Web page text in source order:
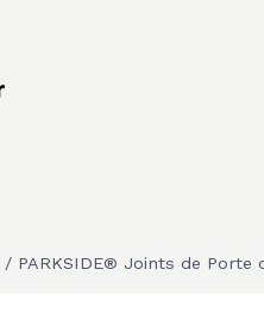
/ PARKSIDE® Joints de Porte